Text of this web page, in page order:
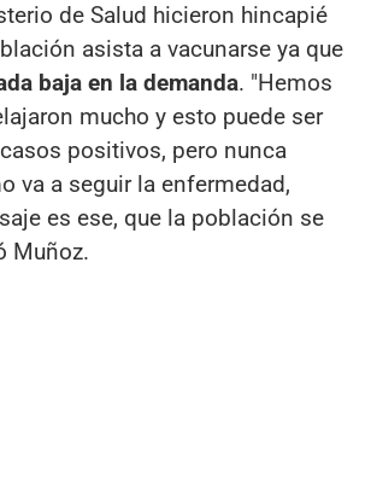
de Salud hicieron hincapié
asista a vacunarse ya que
baja en la demanda. "Hemos
mucho y esto puede ser
positivos, pero nunca
va a seguir la enfermedad,
es ese, que la población se
Muñoz.